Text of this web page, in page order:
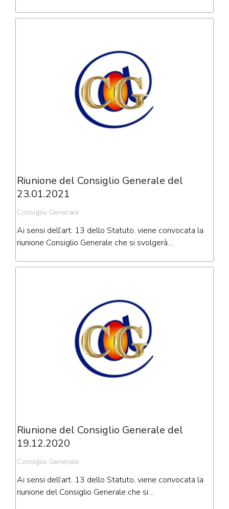
Riunione del Consiglio Generale del
23.01.2021
Consiglio Generale
Ai sensi dell’art. 13 dello Statuto, viene convocata la
riunione Consiglio Generale che si svolgerà…
Riunione del Consiglio Generale del
19.12.2020
Consiglio Generale
Ai sensi dell’art. 13 dello Statuto, viene convocata la
riunione del Consiglio Generale che si…